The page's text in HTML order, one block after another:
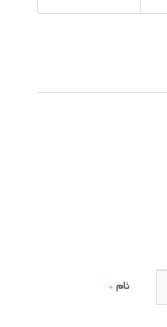
نام *